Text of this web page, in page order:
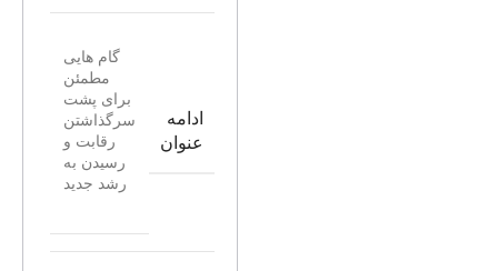
ادامه
عنوان
گام هایی
مطمئن
برای پشت
سرگذاشتن
رقابت و
رسیدن به
رشد جدید